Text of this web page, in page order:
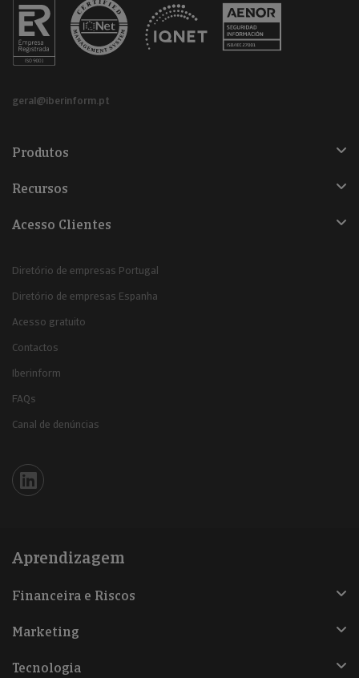
geral@iberinform.pt
Produtos
Recursos
Acesso Clientes
Diretório de empresas Portugal
Diretório de empresas Espanha
Acesso gratuito
Contactos
Iberinform
FAQs
Canal de denúncias
Iberinform en Linkedin
Aprendizagem
Financeira e Riscos
Marketing
Tecnologia